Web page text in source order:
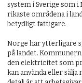
system i Sverige som i
rikaste områdena i
betydligt fattigare.
Norge har ytterligare
på landet.
den elektricitet som
kan använda eller